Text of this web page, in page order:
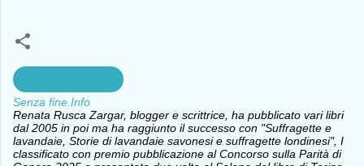
Senza fine.Info
Renata Rusca Zargar, blogger e scrittrice, ha pubblicato vari libri
dal 2005 in poi ma ha raggiunto il successo con "Suffragette e
lavandaie, Storie di lavandaie savonesi e suffragette londinesi", I
classificato con premio pubblicazione al Concorso sulla Parità di